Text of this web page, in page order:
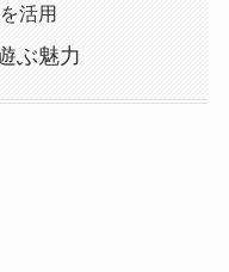
活用
ぶ魅力